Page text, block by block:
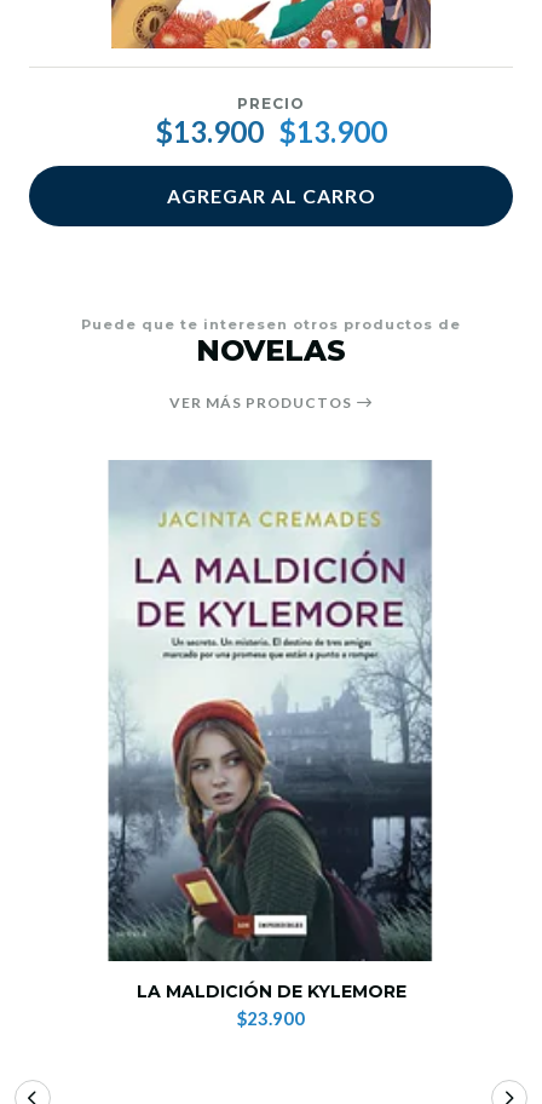
PRECIO
$13.900 $13.900
AGREGAR AL CARRO
Puede que te interesen otros productos de
NOVELAS
VER MÁS PRODUCTOS
LA MALDICIÓN DE KYLEMORE
$23.900